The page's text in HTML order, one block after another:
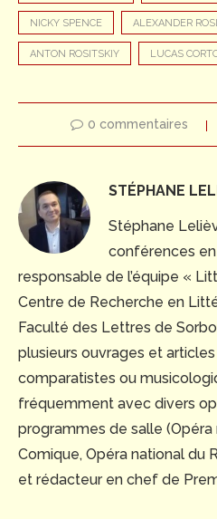
NICKY SPENCE ALEXANDER
ANTON ROSITSKIY LUCAS
0 commentaires
STÉPHANE
Stéphane
conférences
responsable de l’équipe «
Centre de Recherche en
Faculté des Lettres de
plusieurs ouvrages et
comparatistes ou
fréquemment avec divers
programmes de salle (Opéra
Comique, Opéra national du
et rédacteur en chef de